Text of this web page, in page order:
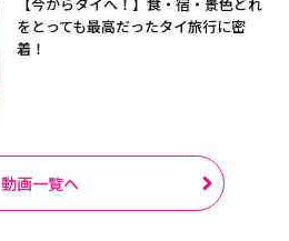
をとっても最高だったタイ旅行に密
着！
動画一覧へ